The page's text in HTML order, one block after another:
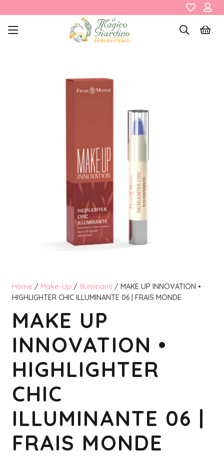
Home / Make-Up / Illuminanti / MAKE UP INNOVATION •
HIGHLIGHTER CHIC ILLUMINANTE 06 | FRAIS MONDE
MAKE UP
INNOVATION •
HIGHLIGHTER
CHIC
ILLUMINANTE 06 |
FRAIS MONDE